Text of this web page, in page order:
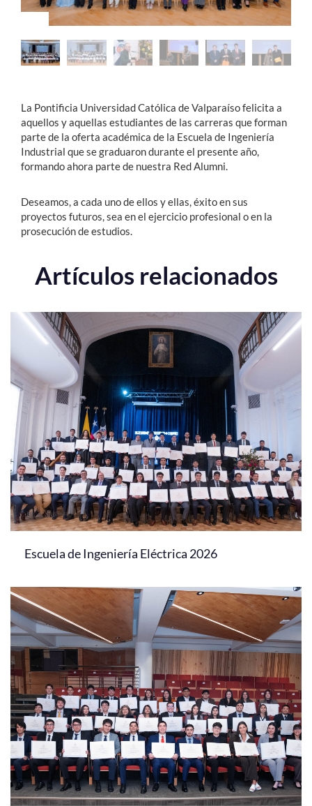
Estudiantes
Académicos
Alumni
English
La Pontificia Universidad Católica de Valparaíso felicita a
aquellos y aquellas estudiantes de las carreras que forman
parte de la oferta académica de la Escuela de Ingeniería
Industrial que se graduaron durante el presente año,
formando ahora parte de nuestra Red Alumni.
Deseamos, a cada uno de ellos y ellas, éxito en sus
proyectos futuros, sea en el ejercicio profesional o en la
prosecución de estudios.
Artículos relacionados
Escuela de Ingeniería Eléctrica 2026